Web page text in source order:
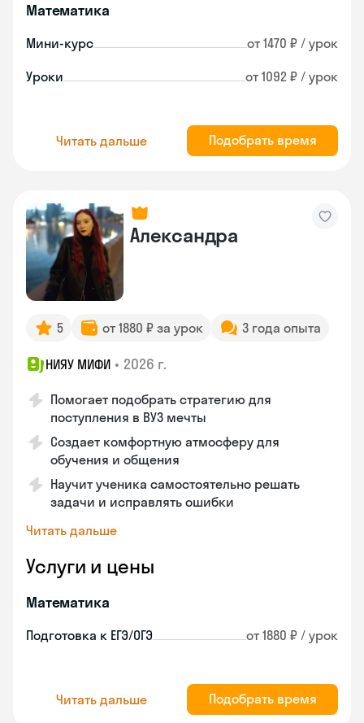
Математика
Мини-курс от 1470 ₽ / урок
Уроки от 1092 ₽ / урок
Читать дальше Подобрать время
Александра
5 от 1880 ₽ за урок 3 года опыта
НИЯУ МИФИ • 2026 г.
Помогает подобрать стратегию для
поступления в ВУЗ мечты
Создает комфортную атмосферу для
обучения и общения
Научит ученика самостоятельно решать
задачи и исправлять ошибки
Читать дальше
Услуги и цены
Математика
Подготовка к ЕГЭ/ОГЭ от 1880 ₽ / урок
Читать дальше Подобрать время